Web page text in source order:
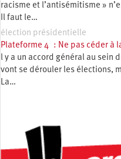
racisme et l’antisémitisme »
Il faut le…
élection présidentielle
Plateforme 4 : Ne pas céder à
l y a un accord général au sein
vont se dérouler les élections,
La…